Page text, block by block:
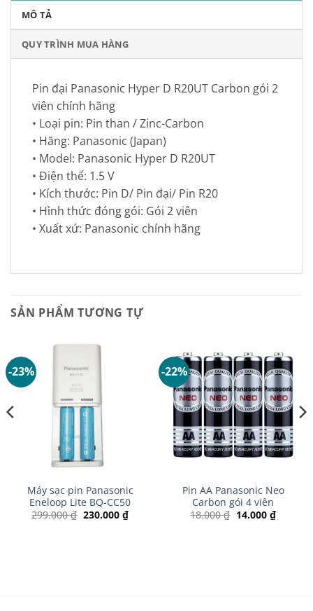
MÔ TẢ
QUY TRÌNH MUA HÀNG
Pin đại Panasonic Hyper D R20UT Carbon gói 2
viên chính hãng
• Loại pin: Pin than / Zinc-Carbon
• Hãng: Panasonic (Japan)
• Model: Panasonic Hyper D R20UT
• Điện thế: 1.5 V
• Kích thước: Pin D/ Pin đại/ Pin R20
• Hình thức đóng gói: Gói 2 viên
• Xuất xứ: Panasonic chính hãng
SẢN PHẨM TƯƠNG TỰ
-23%
Máy sạc pin Panasonic
Eneloop Lite BQ-CC50
299.000₫ Giá
230.000 ₫Giá
hiện
-22%
Pin AA Panasonic Neo
Carbon gói 4 viên
18.000₫ Giá
14.000 ₫Giá
hiện